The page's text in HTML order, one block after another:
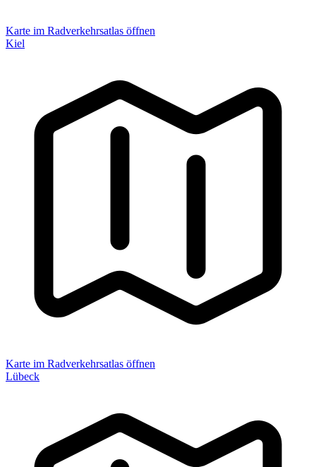
Karte im Radverkehrsatlas öffnen
Kiel
Karte im Radverkehrsatlas öffnen
Lübeck